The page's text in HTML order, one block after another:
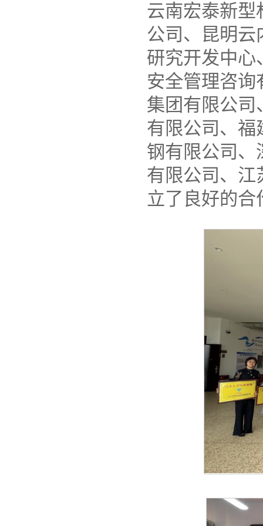
云南宏泰新型
公司、昆明
研究开发中心
安全管理咨
集团有限公司
有限公司、福
钢有限公司、
有限公司、江
立了良好的合